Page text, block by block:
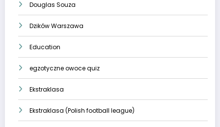
Douglas Souza
Dzików Warszawa
Education
egzotyczne owoce quiz
Ekstraklasa
Ekstraklasa (Polish football league)